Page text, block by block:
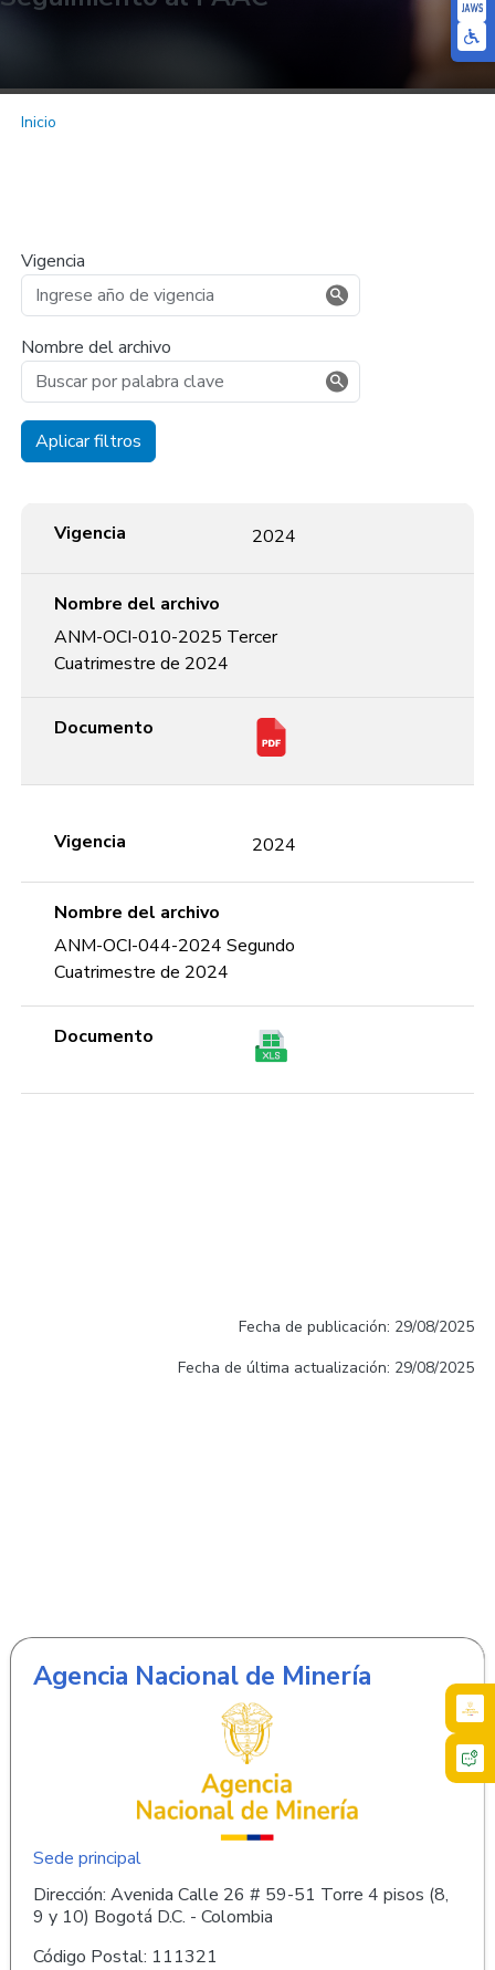
Inicio
Vigencia
Nombre del archivo
Aplicar filtros
Vigencia
2024
Nombre del archivo
ANM-OCI-010-2025 Tercer
Cuatrimestre de 2024
Documento
Vigencia 2024
Nombre del archivo
ANM-OCI-044-2024 Segundo
Cuatrimestre de 2024
Documento
Fecha de publicación: 29/08/2025
Fecha de última actualización: 29/08/2025
Agencia Nacional de Minería
Sede principal
Dirección: Avenida Calle 26 # 59-51 Torre 4 pisos (8,
9 y 10) Bogotá D.C. - Colombia
Código Postal: 111321